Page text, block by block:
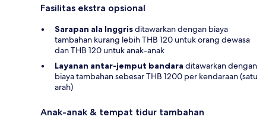
Fasilitas ekstra opsional
Sarapan ala Inggrisditawarkan dengan biaya
tambahan kurang lebih THB 120 untuk orang dewasa
dan THB 120 untuk anak-anak
Layanan antar-jemput bandara ditawarkan dengan
biaya tambahan sebesar THB 1200 per kendaraan (satu
arah)
Anak-anak & tempat tidur tambahan